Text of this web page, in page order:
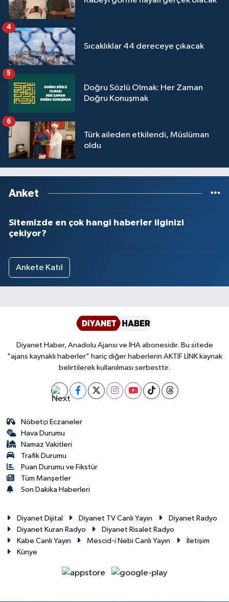
Sıcaklıklar 44 dereceye çıkacak
4
Doğru Sözlü Olmak: Her Zaman
Doğru Konuşmak
5
Türk aileden etkilendi, Müslüman
oldu
6
Anket
Sitemizde en çok hangi haberler ilginizi
çekiyor?
Ankete Katıl
Diyanet Haber, Anadolu Ajansı ve İHA abonesidir. Bu sitede
"ajans kaynaklı haberler" hariç diğer haberlerin AKTİF LİNK kaynak
belirtilerek kullanılması serbesttir.
Nöbetçi Eczaneler
Hava Durumu
Namaz Vakitleri
Trafik Durumu
Puan Durumu ve Fikstür
Tüm Manşetler
Son Dakika Haberleri
Diyanet Dijital Diyanet TV Canlı Yayın
Diyanet Radyo
Diyanet Kuran Radyo
Diyanet Risalet Radyo
Kabe Canlı Yayın
Mescid-i Nebi Canlı Yayın
İletişim
Künye